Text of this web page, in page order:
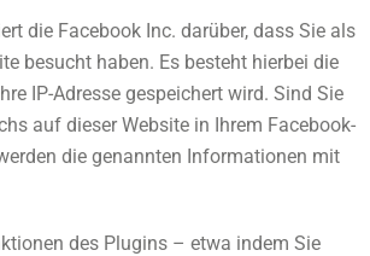
die Facebook Inc. darüber, dass Sie als
besucht haben. Es besteht hierbei die
IP-Adresse gespeichert wird. Sind Sie
auf dieser Website in Ihrem Facebook-
die genannten Informationen mit
des Plugins – etwa indem Sie